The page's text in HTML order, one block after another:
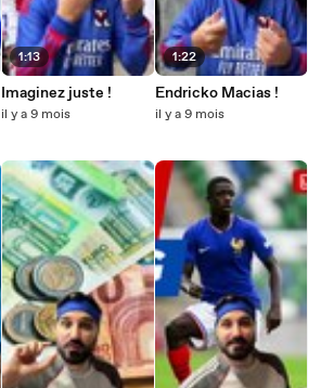
1:13
Imaginez juste !
il y a 9 mois
1:22
Endricko Macias !
il y a 9 mois